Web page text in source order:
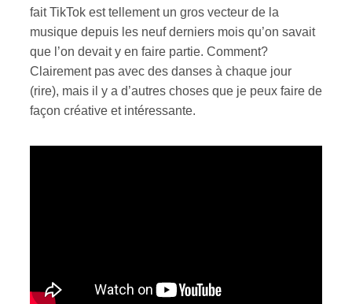
fait TikTok est tellement un gros vecteur de la
musique depuis les neuf derniers mois qu’on savait
que l’on devait y en faire partie. Comment?
Clairement pas avec des danses à chaque jour
(rire), mais il y a d’autres choses que je peux faire de
façon créative et intéressante.